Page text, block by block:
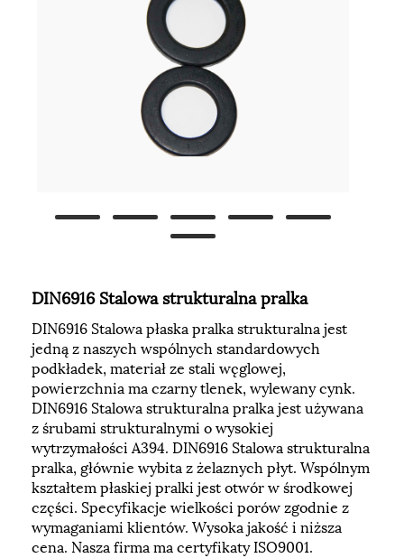
DIN6916 Stalowa strukturalna pralka
DIN6916 Stalowa płaska pralka strukturalna jest
jedną z naszych wspólnych standardowych
podkładek, materiał ze stali węglowej,
powierzchnia ma czarny tlenek, wylewany cynk.
DIN6916 Stalowa strukturalna pralka jest używana
z śrubami strukturalnymi o wysokiej
wytrzymałości A394. DIN6916 Stalowa strukturalna
pralka, głównie wybita z żelaznych płyt. Wspólnym
kształtem płaskiej pralki jest otwór w środkowej
części. Specyfikacje wielkości porów zgodnie z
wymaganiami klientów. Wysoka jakość i niższa
cena. Nasza firma ma certyfikaty ISO9001.